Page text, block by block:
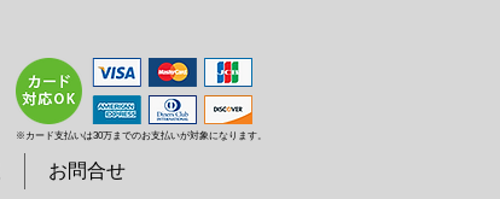
※カード支払いは30万までのお支払いが対象になります。
お問合せ